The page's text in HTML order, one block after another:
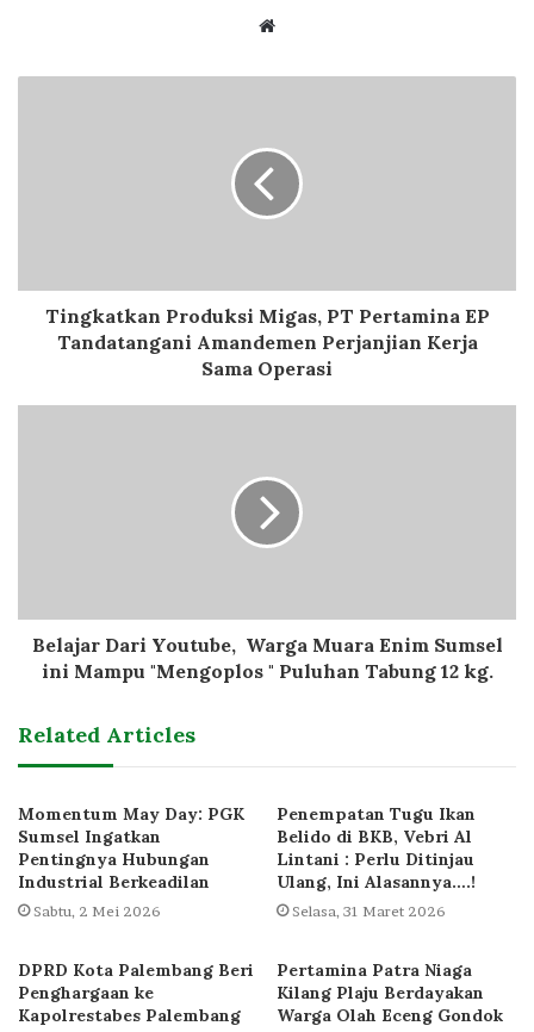
Website
Tingkatkan Produksi Migas, PT Pertamina EP
Tandatangani Amandemen Perjanjian Kerja
Sama Operasi
Belajar Dari Youtube, Warga Muara Enim Sumsel
ini Mampu "Mengoplos " Puluhan Tabung 12 kg.
Related Articles
Momentum May Day: PGK
Sumsel Ingatkan
Pentingnya Hubungan
Industrial Berkeadilan
Sabtu, 2 Mei 2026
Penempatan Tugu Ikan
Belido di BKB, Vebri Al
Lintani : Perlu Ditinjau
Ulang, Ini Alasannya….!
Selasa, 31 Maret 2026
DPRD Kota Palembang Beri
Penghargaan ke
Kapolrestabes Palembang
Pertamina Patra Niaga
Kilang Plaju Berdayakan
Warga Olah Eceng Gondok